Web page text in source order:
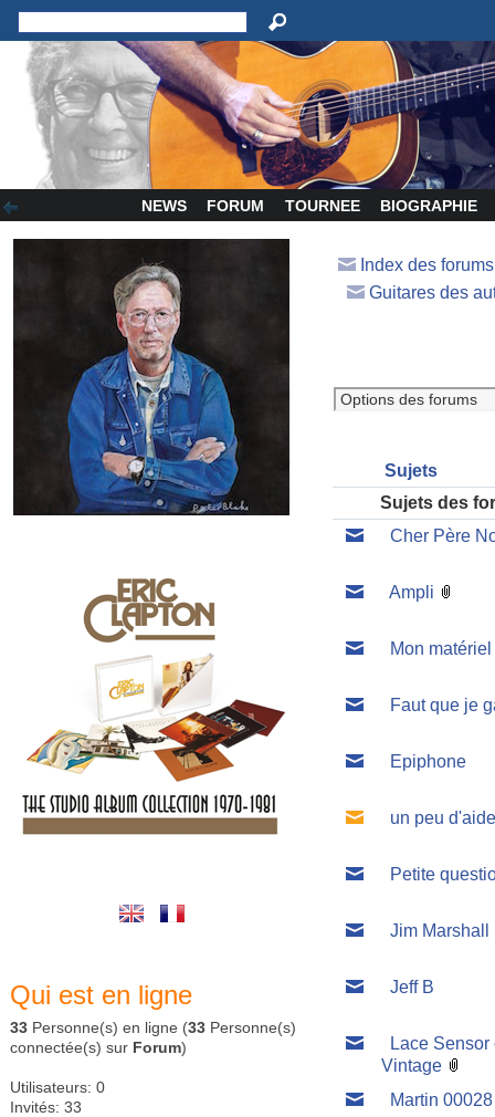
NEWS FORUM TOURNEE BIOGRAPHIE
Qui est en ligne
33 Personne(s) en ligne (33 Personne(s)
connectée(s) sur Forum)
Utilisateurs: 0
Invités: 33
Index des
Guitares des
Sujets
Sujets des
Cher Père
Ampli
Mon matériel
Faut que je
Epiphone
un peu
Petite
Jim Marshall
Jeff B
Lace
Vintage
Martin